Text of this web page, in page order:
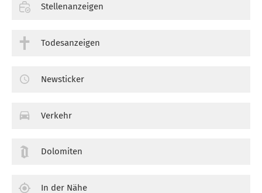
Stellenanzeigen
Todesanzeigen
Newsticker
Verkehr
Dolomiten
In der Nähe